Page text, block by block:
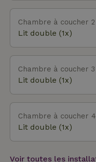
Chambre à coucher 2
Lit double (1x)
Chambre à coucher 3
Lit double (1x)
Chambre à coucher 4
Lit double (1x)
Voir toutes les